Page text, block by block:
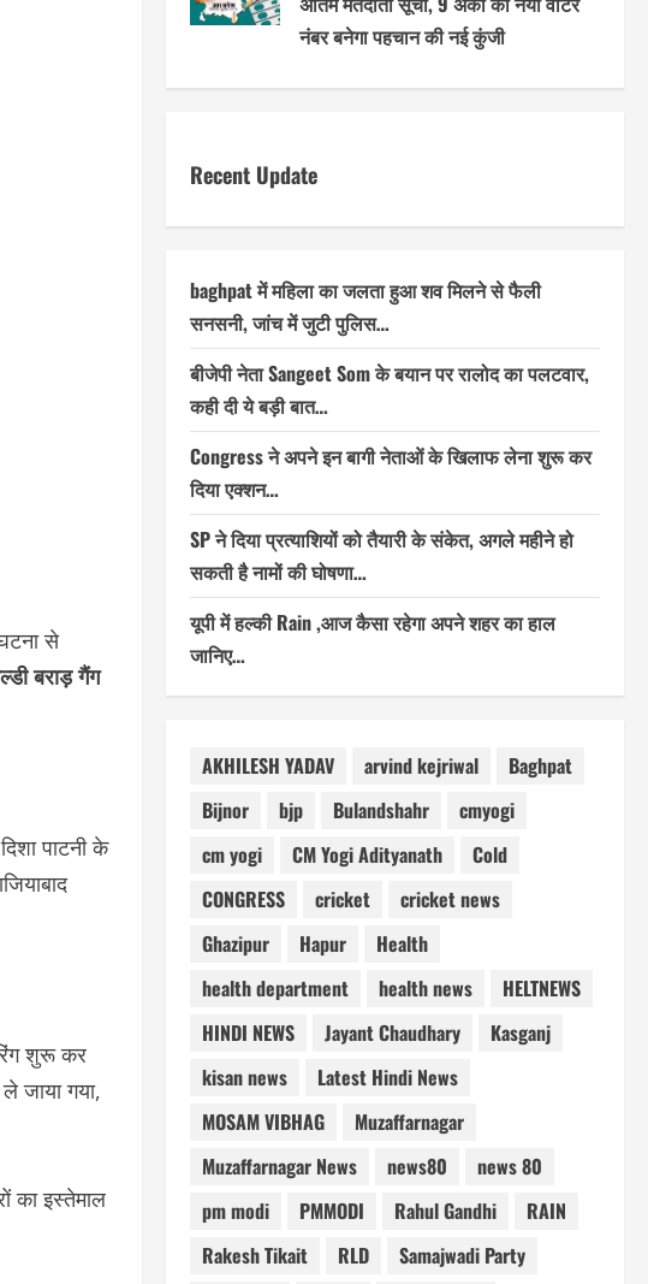
से
बराड़ गैंग
पाटनी के
शुरू कर
जाया गया,
का इस्तेमाल
नंबर बनेगा पहचान की नई कुंजी
Recent Update
baghpat में महिला का जलता हुआ शव मिलने से फैली
सनसनी, जांच में जुटी पुलिस…
बीजेपी नेता Sangeet Som के बयान पर रालोद का पलटवार,
कही दी ये बड़ी बात…
Congress ने अपने इन बागी नेताओं के खिलाफ लेना शुरू कर
दिया एक्शन…
SP ने दिया प्रत्याशियों को तैयारी के संकेत, अगले महीने हो
सकती है नामों की घोषणा…
यूपी में हल्की Rain ,आज कैसा रहेगा अपने शहर का हाल
जानिए…
AKHILESH YADAV arvind kejriwal
Baghpat
Bijnor
bjp Bulandshahr
cmyogi
cm yogi
CM Yogi Adityanath
Cold
CONGRESS
cricket
cricket news
Ghazipur
Hapur
Health
health department
health news
HELTNEWS
HINDI NEWS
Jayant Chaudhary
Kasganj
kisan news
Latest Hindi News
MOSAM VIBHAG
Muzaffarnagar
Muzaffarnagar News
news80
news 80
pm modi
PMMODI Rahul Gandhi
RAIN
Rakesh Tikait
RLD
Samajwadi Party